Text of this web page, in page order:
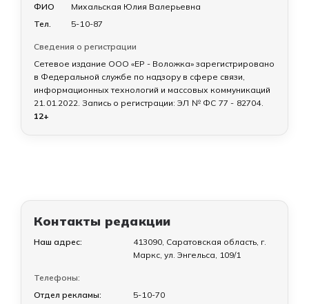
ФИО
Михальская Юлия Валерьевна
Тел.
5-10-87
Сведения о регистрации
Сетевое издание ООО «ЕР - Воложка» зарегистрировано
в Федеральной службе по надзору в сфере связи,
информационных технологий и массовых коммуникаций
21.01.2022 . Запись о регистрации: ЭЛ № ФС 77 - 82704.
12+
Контакты редакции
Наш адрес:
413090, Саратовская область, г.
Маркс, ул. Энгельса, 109/1
Телефоны:
Отдел рекламы:
5-10-70